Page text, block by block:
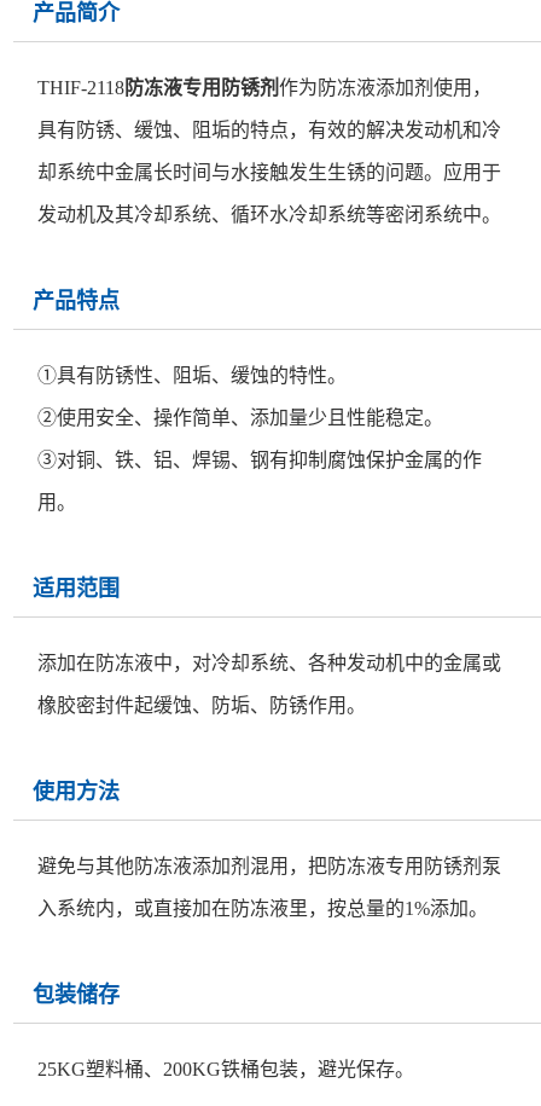
产品简介
THIF-2118防冻液专用防锈剂作为防冻液添加剂使用，
具有防锈、缓蚀、阻垢的特点，有效的解决发动机和冷
却系统中金属长时间与水接触发生生锈的问题。应用于
发动机及其冷却系统、循环水冷却系统等密闭系统中。
产品特点
①具有防锈性、阻垢、缓蚀的特性。
②使用安全、操作简单、添加量少且性能稳定。
③对铜、铁、铝、焊锡、钢有抑制腐蚀保护金属的作
用。
适用范围
添加在防冻液中，对冷却系统、各种发动机中的金属或
橡胶密封件起缓蚀、防垢、防锈作用。
使用方法
避免与其他防冻液添加剂混用，把防冻液专用防锈剂泵
入系统内，或直接加在防冻液里，按总量的1%添加。
包装储存
25KG塑料桶、200KG铁桶包装，避光保存。